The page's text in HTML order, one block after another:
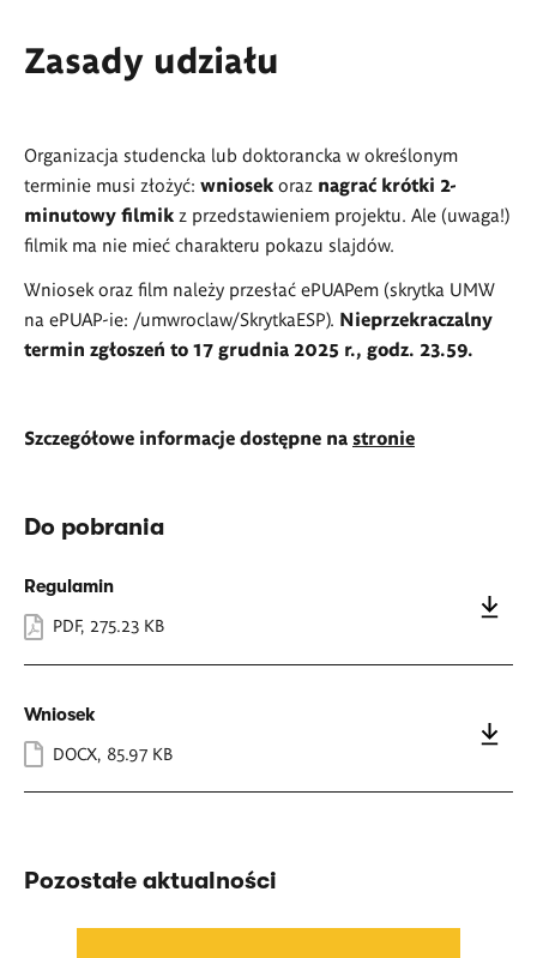
Zasady udziału
Organizacja studencka lub doktorancka w określonym
terminie musi złożyć: wniosek oraz nagrać krótki 2-
minutowy filmik z przedstawieniem projektu. Ale (uwaga!)
filmik ma nie mieć charakteru pokazu slajdów.
Wniosek oraz film należy przesłać ePUAPem (skrytka UMW
na ePUAP-ie: /umwroclaw/SkrytkaESP). Nieprzekraczalny
termin zgłoszeń to 17 grudnia 2025 r., godz. 23.59.
Szczegółowe informacje dostępne na stronie
Do pobrania
Regulamin
PDF, 275.23 KB
Wniosek
DOCX 85.97 KB
Pozostałe aktualności